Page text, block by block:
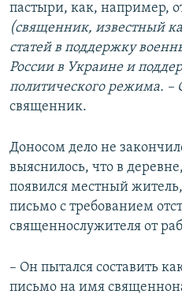
пастыри, как, например,
(священник, известный
статей в поддержку
России в Украине и
политического режима. –
священник.
Доносом дело не
выяснилось, что в
появился местный
письмо с требованием
священнослужителя от
– Он пытался составить
письмо на имя